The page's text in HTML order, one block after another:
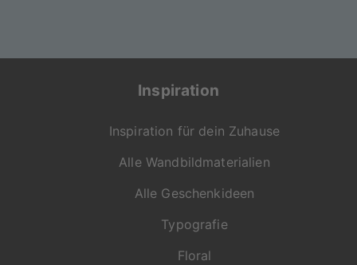
Inspiration
Inspiration für dein Zuhause
Alle Wandbildmaterialien
Alle Geschenkideen
Typografie
Floral